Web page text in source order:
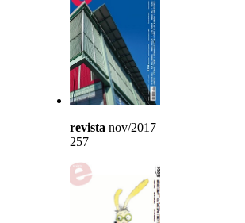
revista nov/2017
257